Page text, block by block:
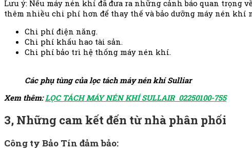
Lưu ý: Nếu máy nén khí đã đưa ra những cảnh báo quan
thêm nhiều chi phí hơn để thay thế và bảo dưỡng máy nén khí
Chi phí điện năng.
Chi phí khấu hao tài sản.
Chi phí bảo trì hệ thống máy nén khí.
Các phụ tùng của lọc tách máy nén khí Sulliar
Xem thêm:LỌC TÁCH MÁY NÉN KHÍ SULLAIR 02250100-755
3, Những cam kết đến từ nhà phân phối
Công ty Bảo Tín đảm bảo: